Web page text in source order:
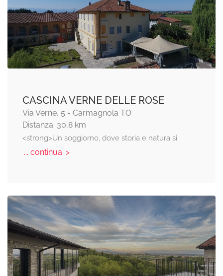
CASCINA VERNE DELLE ROSE
Via Verne, 5 - Carmagnola TO
Distanza: 30,8 km
<strong>Un soggiorno, dove storia e natura si
... continua: >